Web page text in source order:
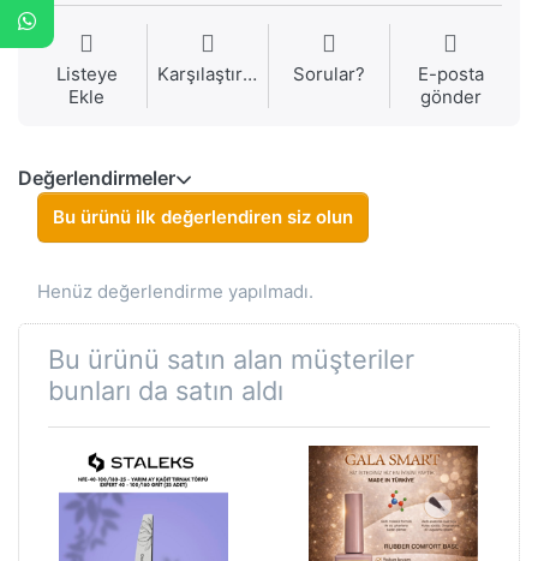
Listeye
Ekle
Karşılaştırma Sorular?
E-posta
gönder
Değerlendirmeler
Bu ürünü ilk değerlendiren siz olun
Henüz değerlendirme yapılmadı.
Bu ürünü satın alan müşteriler
bunları da satın aldı